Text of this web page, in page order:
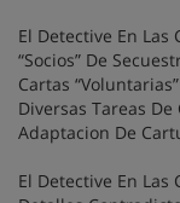
El Detective En Las
“Socios” De
Cartas
Diversas Tareas
Adaptacion De
El Detective En Las